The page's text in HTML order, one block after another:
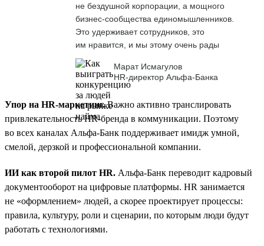
не бездушной корпорации, а мощного
бизнес-сообщества единомышленников.
Это удерживает сотрудников, это
им нравится, и мы этому очень рады
Марат Исмагулов
HR-директор Альфа-Банка
Упор на HR-маркетинг.Важно активно транслировать
привлекательность HR-бренда в коммуникации. Поэтому
во всех каналах Альфа-Банк поддерживает имидж умной,
смелой, дерзкой и профессиональной компании.
ИИ как второй пилот HR. Альфа-Банк переводит кадровый
документооборот на цифровые платформы. HR занимается
не «оформлением» людей, а скорее проектирует процессы:
правила, культуру, роли и сценарии, по которым люди будут
работать с технологиями.